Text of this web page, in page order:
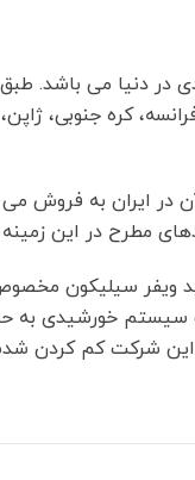
کره جنوبی،
در ایران به
مطرح در این زمینه
ویفر سیلیکون
یک سیستم خورشیدی
این شرکت کم